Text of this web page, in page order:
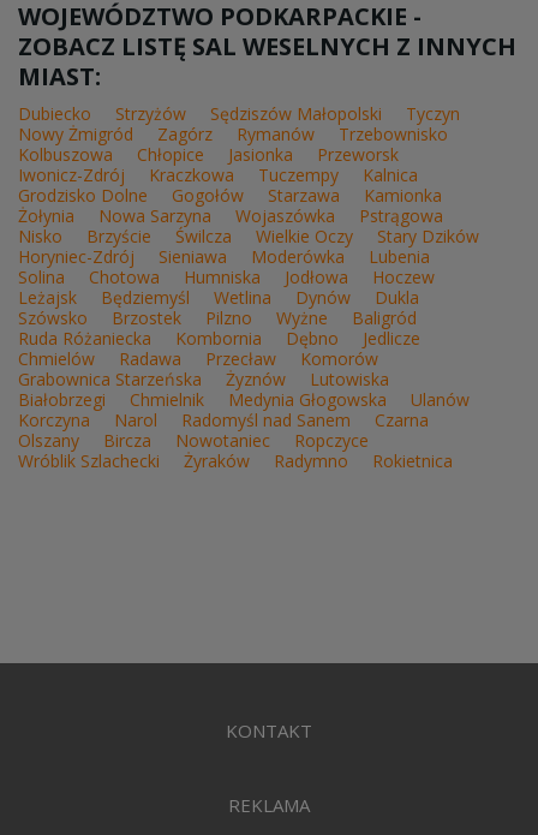
WOJEWÓDZTWO PODKARPACKIE -
ZOBACZ LISTĘ SAL WESELNYCH Z INNYCH
MIAST:
Dubiecko Strzyżów Sędziszów Małopolski
Tyczyn
Nowy Żmigród
Zagórz Rymanów
Trzebownisko
Kolbuszowa
Chłopice Jasionka
Przeworsk
Iwonicz-Zdrój
Kraczkowa Tuczempy
Kalnica
Grodzisko Dolne
Gogołów Starzawa
Kamionka
Żołynia
Nowa Sarzyna Wojaszówka
Pstrągowa
Nisko
Brzyście Świlcza Wielkie Oczy
Stary Dzików
Horyniec-Zdrój
Sieniawa Moderówka
Lubenia
Solina
Chotowa Humniska Jodłowa
Hoczew
Leżajsk
Będziemyśl Wetlina Dynów
Dukla
Szówsko
Brzostek Pilzno Wyżne
Baligród
Ruda Różaniecka
Kombornia Dębno
Jedlicze
Chmielów
Radawa Przecław
Komorów
Grabownica Starzeńska
Żyznów
Lutowiska
Białobrzegi
Chmielnik Medynia Głogowska
Ulanów
Korczyna
Narol Radomyśl nad Sanem
Czarna
Olszany
Bircza Nowotaniec
Ropczyce
Wróblik Szlachecki
Żyraków Radymno Rokietnica
KONTAKT
REKLAMA